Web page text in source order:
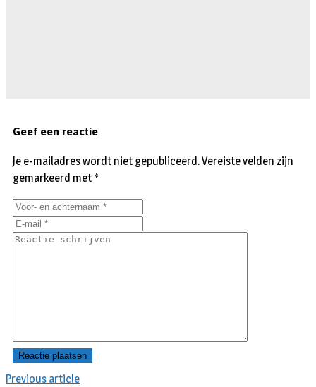
Previous article
Geef een reactie
Je e-mailadres wordt niet gepubliceerd.Vereiste velden zijn
gemarkeerd met *